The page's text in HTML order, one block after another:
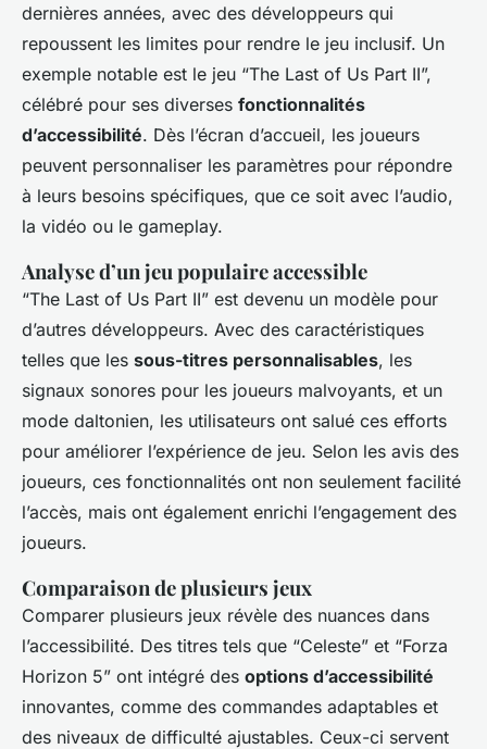
dernières années, avec des développeurs qui
repoussent les limites pour rendre le jeu inclusif. Un
exemple notable est le jeu “The Last of Us Part II”,
célébré pour ses diverses fonctionnalités
d’accessibilité. Dès l’écran d’accueil, les joueurs
peuvent personnaliser les paramètres pour répondre
à leurs besoins spécifiques, que ce soit avec l’audio,
la vidéo ou le gameplay.
Analyse d’un jeu populaire accessible
“The Last of Us Part II” est devenu un modèle pour
d’autres développeurs. Avec des caractéristiques
telles que les sous-titres personnalisables, les
signaux sonores pour les joueurs malvoyants, et un
mode daltonien, les utilisateurs ont salué ces efforts
pour améliorer l’expérience de jeu. Selon les avis des
joueurs, ces fonctionnalités ont non seulement facilité
l’accès, mais ont également enrichi l’engagement des
joueurs.
Comparaison de plusieurs jeux
Comparer plusieurs jeux révèle des nuances dans
l’accessibilité. Des titres tels que “Celeste” et “Forza
Horizon 5” ont intégré des options d’accessibilité
innovantes, comme des commandes adaptables et
des niveaux de difficulté ajustables. Ceux-ci servent